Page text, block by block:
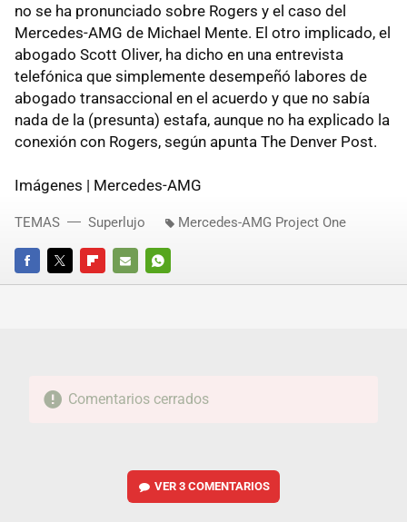
no se ha pronunciado sobre Rogers y el caso del
Mercedes-AMG de Michael Mente. El otro implicado, el
abogado Scott Oliver, ha dicho en una entrevista
telefónica que simplemente desempeñó labores de
abogado transaccional en el acuerdo y que no sabía
nada de la (presunta) estafa, aunque no ha explicado la
conexión con Rogers, según apunta The Denver Post.
Imágenes | Mercedes-AMG
FACEBOOKTWITTERFLIPBOARD
E-
WHATSAPP
TEMAS Superlujo Mercedes-AMG Project One
Comentarios cerrados
VER3 COMENTARIOS